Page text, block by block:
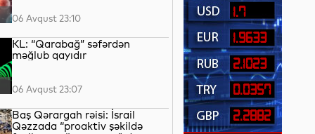
06 Avqust 23:10
KL: “Qarabağ” səfərdən
məğlub qayıdır
06 Avqust 23:07
Baş Qərargah rəisi: İsrail
Qəzzada “proaktiv şəkildə
1.7
1.9633
2.1023
0.0357
2.2882